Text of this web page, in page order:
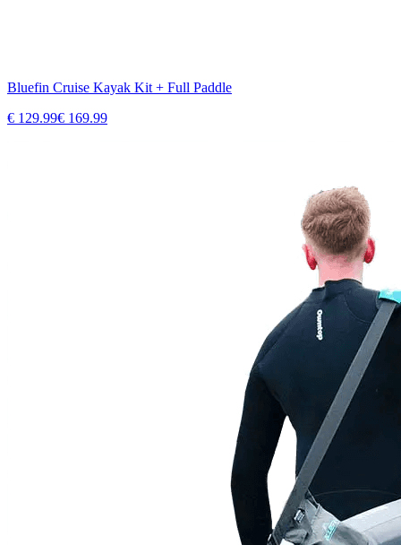
Bluefin Cruise Kayak Kit + Full Paddle
€ 129.99€ 169.99